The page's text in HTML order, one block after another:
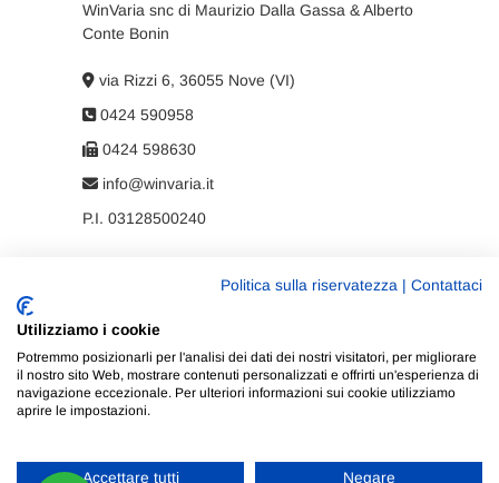
WinVaria snc di Maurizio Dalla Gassa & Alberto
Conte Bonin
via Rizzi 6, 36055 Nove (VI)
0424 590958
0424 598630
info@winvaria.it
P.I. 03128500240
Privacy policy
Politica sulla riservatezza Contattaci
Utilizziamo i cookie
Potremmo posizionarli per l'analisi dei dati dei nostri visitatori, per migliorare
il nostro sito Web, mostrare contenuti personalizzati e offrirti un'esperienza di
navigazione eccezionale. Per ulteriori informazioni sui cookie utilizziamo
aprire le impostazioni.
Accettare tutti Negare